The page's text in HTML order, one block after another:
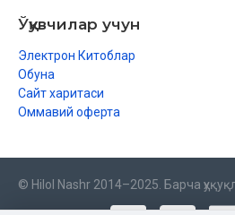
Ўқувчилар учун
Электрон Китоблар
Обуна
Сайт харитаси
Оммавий оферта
© Hilol Nashr 2014–2025. Барча